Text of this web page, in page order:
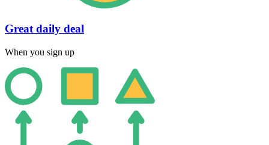
Great daily deal
When you sign up